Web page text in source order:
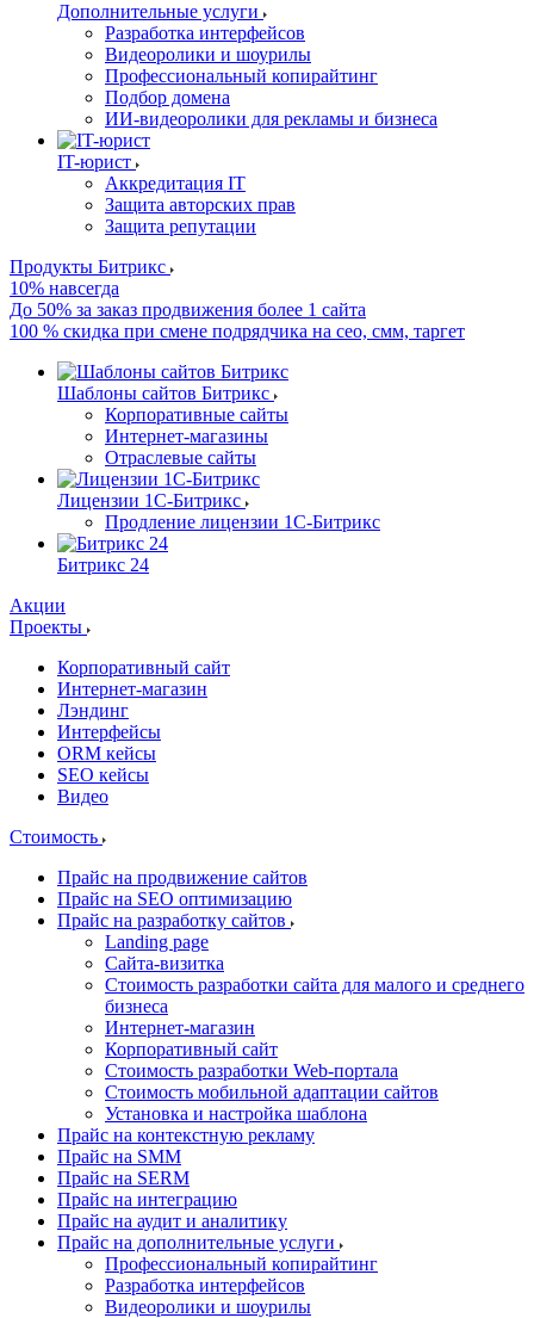
Дополнительные услуги
Разработка интерфейсов
Видеоролики и шоурилы
Профессиональный копирайтинг
Подбор домена
ИИ-видеоролики для рекламы и бизнеса
IT-юрист
Аккредитация IT
Защита авторских прав
Защита репутации
Продукты Битрикс
10% навсегда
До 50% за заказ продвижения более 1 сайта
100 % скидка при смене подрядчика на сео, смм, таргет
Шаблоны сайтов Битрикс
Корпоративные сайты
Интернет-магазины
Отраслевые сайты
Лицензии 1С-Битрикс
Продление лицензии 1С-Битрикс
Битрикс 24
Акции
Проекты
Корпоративный сайт
Интернет-магазин
Лэндинг
Интерфейсы
ORM кейсы
SEO кейсы
Видео
Стоимость
Прайс на продвижение сайтов
Прайс на SEO оптимизацию
Прайс на разработку сайтов
Landing page
Cайта-визитка
Стоимость разработки сайта для малого и среднего
бизнеса
Интернет-магазин
Корпоративный сайт
Стоимость разработки Web-портала
Стоимость мобильной адаптации сайтов
Установка и настройка шаблона
Прайс на контекстную рекламу
Прайс на SMM
Прайс на SERM
Прайс на интеграцию
Прайс на аудит и аналитику
Прайс на дополнительные услуги
Профессиональный копирайтинг
Разработка интерфейсов
Видеоролики и шоурилы